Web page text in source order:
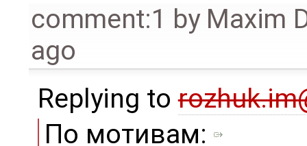
comment:1 by Maxim
ago
Replying to
По мотивам: